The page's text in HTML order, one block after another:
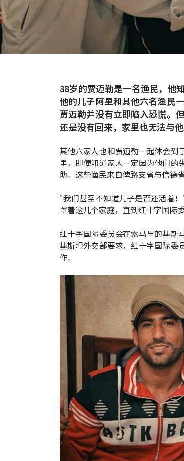
88岁的贾迈勒是一名渔民，他
他的儿子阿里和其他六名渔民
贾迈勒并没有立即陷入恐慌。
还是没有回来，家里也无法与
其他六家人也和贾迈勒一起体会到
里，即便知道家人一定因为他们的
助。这些渔民来自俾路支省与信德
"我们甚至不知道儿子是否还活着
罩着这几个家庭，直到红十字国际
红十字国际委员会在索马里的基斯
基斯坦外交部要求，红十字国际委
作。